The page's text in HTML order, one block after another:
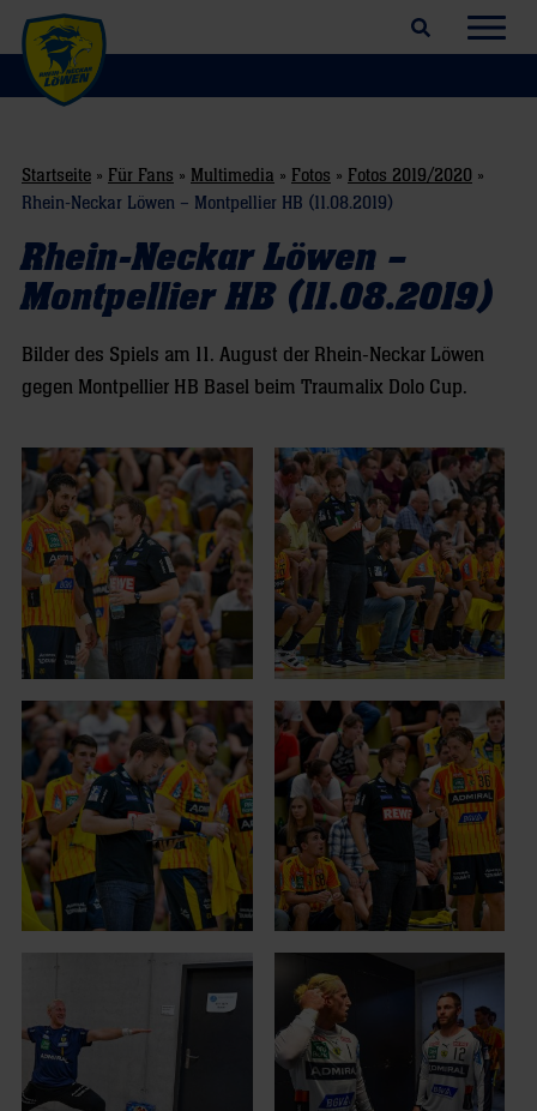
Suchfeld öffnen
Startseite » Für Fans » Multimedia » Fotos » Fotos 2019/2020 »
Rhein-Neckar Löwen – Montpellier HB (11.08.2019)
Rhein-Neckar Löwen –
Montpellier HB (11.08.2019)
Bilder des Spiels am 11. August der Rhein-Neckar Löwen
gegen Montpellier HB Basel beim Traumalix Dolo Cup.